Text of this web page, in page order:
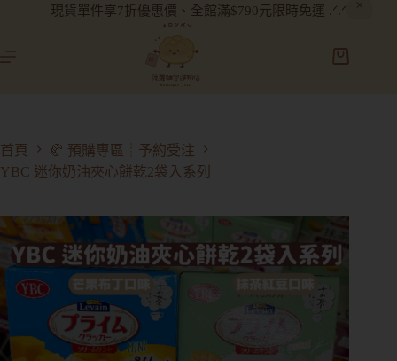
現貨單件享7折優惠價、全館滿$790元限時免運 .ᐟ.ᐟ
首頁
🥐 預購專區┊予約受注
YBC 迷你奶油夾心餅乾2袋入系列